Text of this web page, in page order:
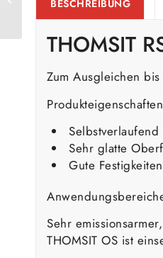
BESCHREIBUNG
THOMSIT
Zum Ausgleichen
Sehr glatte
Gute Festigkeiten
Sehr
THOMSIT OS ist
Füllgrundierung 14kg